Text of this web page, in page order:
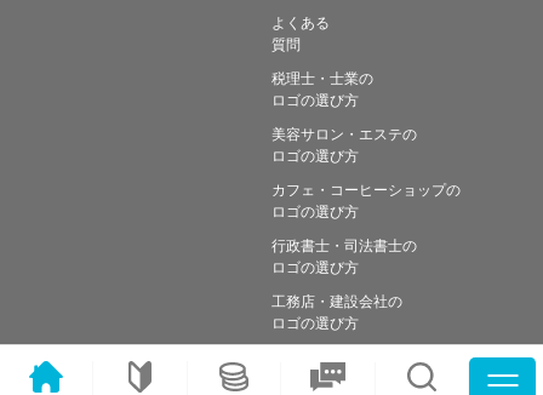
よくある
質問
税理士・士業の
ロゴの選び方
美容サロン・エステの
ロゴの選び方
カフェ・コーヒーショップの
ロゴの選び方
行政書士・司法書士の
ロゴの選び方
工務店・建設会社の
ロゴの選び方